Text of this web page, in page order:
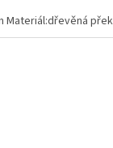
Materiál:dřevěná